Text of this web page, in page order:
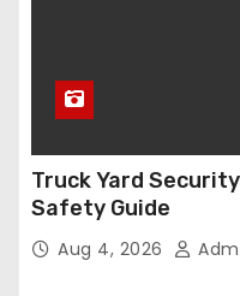
Truck Yard
Safety Guide
Aug 4, 2026